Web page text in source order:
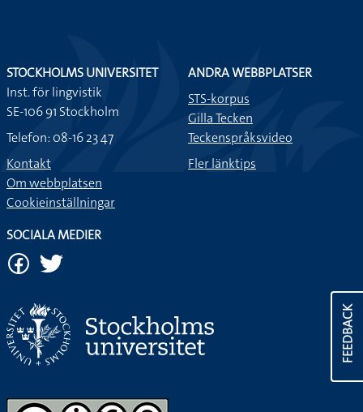
FEEDBACK
STOCKHOLMS UNIVERSITET
Inst. för lingvistik
SE-106 91 Stockholm
Telefon: 08-16 23 47
Kontakt
Om webbplatsen
Cookieinställningar
ANDRA WEBBPLATSER
STS-korpus
Gilla Tecken
Teckenspråksvideo
Fler länktips
SOCIALA MEDIER